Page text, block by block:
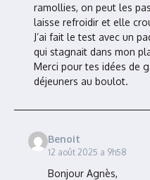
ramollies, on peut les
laisse refroidir et elle
J’ai fait le test avec un
qui stagnait dans mon
Merci pour tes idées de
déjeuners au boulot.
Benoit
12 août 2025 a 9h58
Bonjour Agnès,